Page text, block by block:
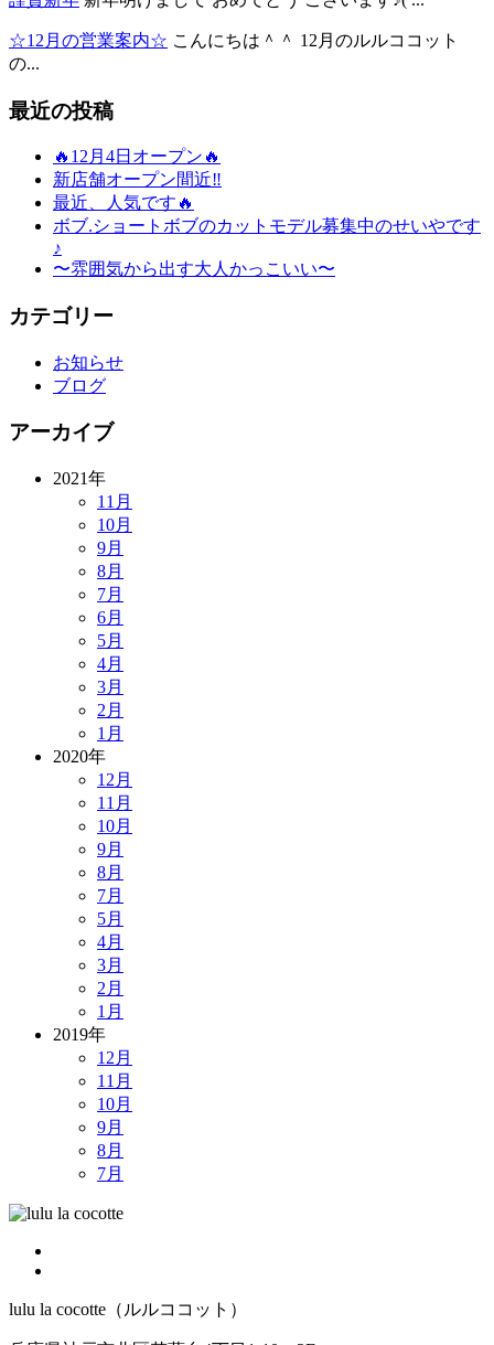
☆12月の営業案内☆ こんにちは＾＾ 12月のルルココット
の...
最近の投稿
🔥12月4日オープン🔥
新店舗オープン間近‼️
最近、人気です🔥
ボブ.ショートボブのカットモデル募集中のせいやです
♪
〜雰囲気から出す大人かっこいい〜
カテゴリー
お知らせ
ブログ
アーカイブ
2021年
11月
10月
9月
8月
7月
6月
5月
4月
3月
2月
1月
2020年
12月
11月
10月
9月
8月
7月
5月
4月
3月
2月
1月
2019年
12月
11月
10月
9月
8月
7月
lulu la cocotte（ルルココット）